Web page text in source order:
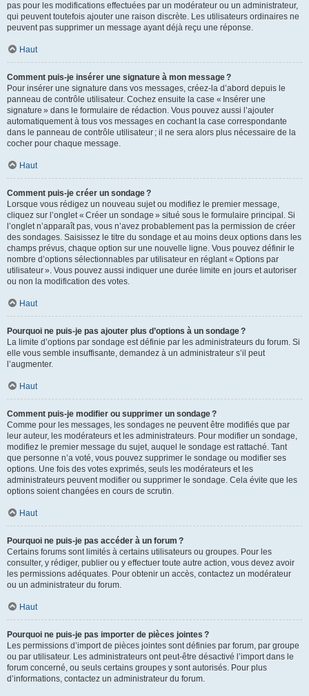
pas pour les modifications effectuées par un modérateur ou un administrateur,
qui peuvent toutefois ajouter une raison discrète. Les utilisateurs ordinaires ne
peuvent pas supprimer un message ayant déjà reçu une réponse.
Haut
Comment puis-je insérer une signature à mon message ?
Pour insérer une signature dans vos messages, créez-la d’abord depuis le
panneau de contrôle utilisateur. Cochez ensuite la case « Insérer une
signature » dans le formulaire de rédaction. Vous pouvez aussi l’ajouter
automatiquement à tous vos messages en cochant la case correspondante
dans le panneau de contrôle utilisateur ; il ne sera alors plus nécessaire de la
cocher pour chaque message.
Haut
Comment puis-je créer un sondage ?
Lorsque vous rédigez un nouveau sujet ou modifiez le premier message,
cliquez sur l’onglet « Créer un sondage » situé sous le formulaire principal. Si
l’onglet n’apparaît pas, vous n’avez probablement pas la permission de créer
des sondages. Saisissez le titre du sondage et au moins deux options dans les
champs prévus, chaque option sur une nouvelle ligne. Vous pouvez définir le
nombre d’options sélectionnables par utilisateur en réglant « Options par
utilisateur ». Vous pouvez aussi indiquer une durée limite en jours et autoriser
ou non la modification des votes.
Haut
Pourquoi ne puis-je pas ajouter plus d’options à un sondage ?
La limite d’options par sondage est définie par les administrateurs du forum. Si
elle vous semble insuffisante, demandez à un administrateur s’il peut
l’augmenter.
Haut
Comment puis-je modifier ou supprimer un sondage ?
Comme pour les messages, les sondages ne peuvent être modifiés que par
leur auteur, les modérateurs et les administrateurs. Pour modifier un sondage,
modifiez le premier message du sujet, auquel le sondage est rattaché. Tant
que personne n’a voté, vous pouvez supprimer le sondage ou modifier ses
options. Une fois des votes exprimés, seuls les modérateurs et les
administrateurs peuvent modifier ou supprimer le sondage. Cela évite que les
options soient changées en cours de scrutin.
Haut
Pourquoi ne puis-je pas accéder à un forum ?
Certains forums sont limités à certains utilisateurs ou groupes. Pour les
consulter, y rédiger, publier ou y effectuer toute autre action, vous devez avoir
les permissions adéquates. Pour obtenir un accès, contactez un modérateur
ou un administrateur du forum.
Haut
Pourquoi ne puis-je pas importer de pièces jointes ?
Les permissions d’import de pièces jointes sont définies par forum, par groupe
ou par utilisateur. Les administrateurs ont peut-être désactivé l’import dans le
forum concerné, ou seuls certains groupes y sont autorisés. Pour plus
d’informations, contactez un administrateur du forum.